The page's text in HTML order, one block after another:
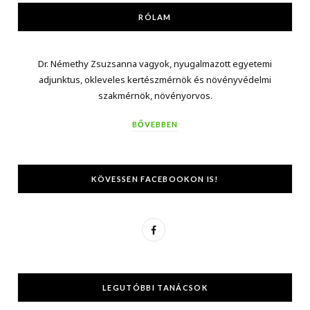
RÓLAM
Dr. Némethy Zsuzsanna vagyok, nyugalmazott egyetemi
adjunktus, okleveles kertészmérnök és növényvédelmi
szakmérnök, növényorvos.
BŐVEBBEN
KÖVESSEN FACEBOOKON IS!
F
c
e
LEGUTÓBBI TANÁCSOK